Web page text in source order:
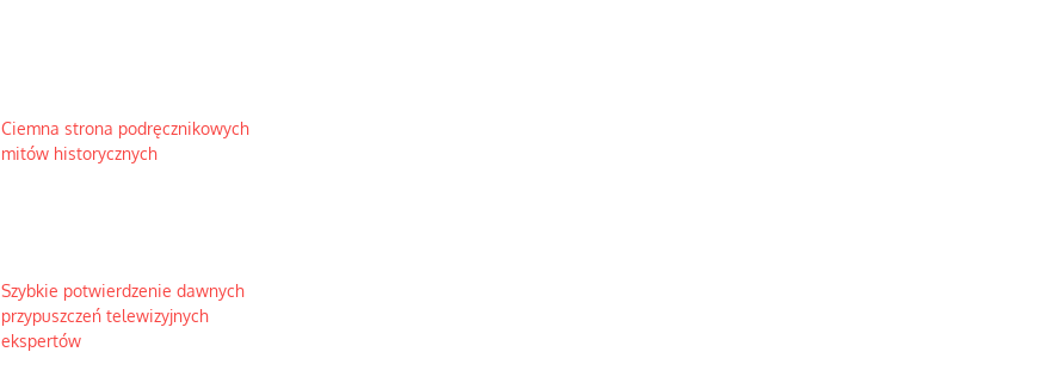
Ciemna strona podręcznikowych
mitów historycznych
Szybkie potwierdzenie dawnych
przypuszczeń telewizyjnych
ekspertów